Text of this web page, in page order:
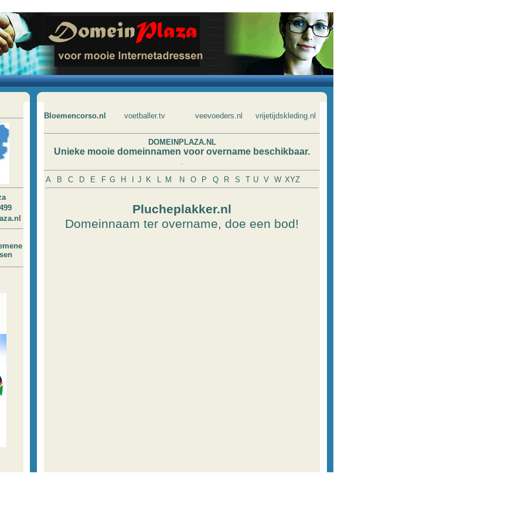
Bloemencorso.nl voetballer.tv veevoeders.nl vrijetijdskleding.nl
DOMEINPLAZA.NL
Unieke mooie domeinnamen voor overname beschikbaar.
.
A B C D E F G H I J K L M N O P Q R S T U V W XYZ
Plucheplakker.nl
Domeinnaam ter overname, doe een bod!